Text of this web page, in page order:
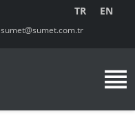
sumet@sumet.com.tr
TR EN